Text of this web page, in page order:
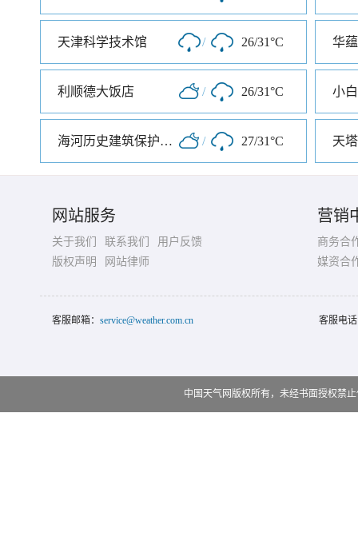
天津科学技术馆 / 26/31°C 华
利顺德大饭店 / 26/31°C 小
海河历史建筑保护展览馆 / 27/31°C 天
网站服务
关于我们 联系我们
用户反馈
版权声明
网站律师
营销
商务合
媒资合
客服邮箱： service@weather.com.cn 客服电
中国天气网版权所有，未经书面授权